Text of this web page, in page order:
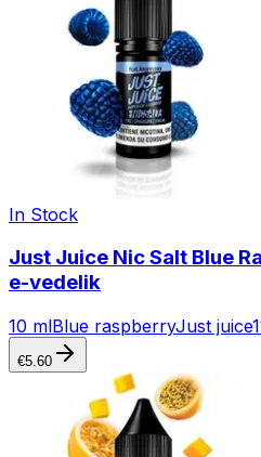
In Stock
Just Juice Nic Salt Blue
e-vedelik
10 mlBlue raspberryJust juice
€5.60